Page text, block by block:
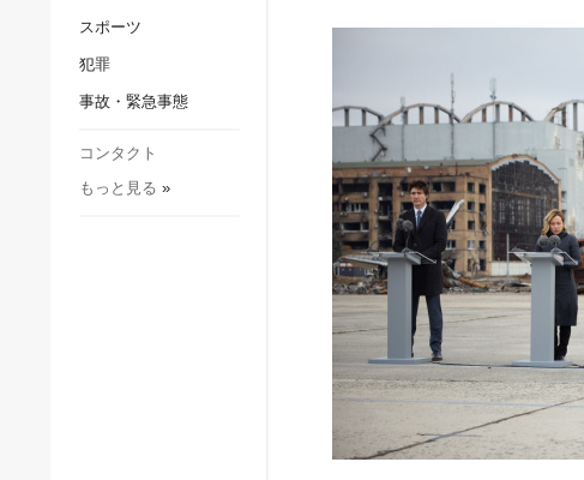
スポーツ
スポーツ
犯罪
事故・緊急事態
コンタクト
もっと見る »